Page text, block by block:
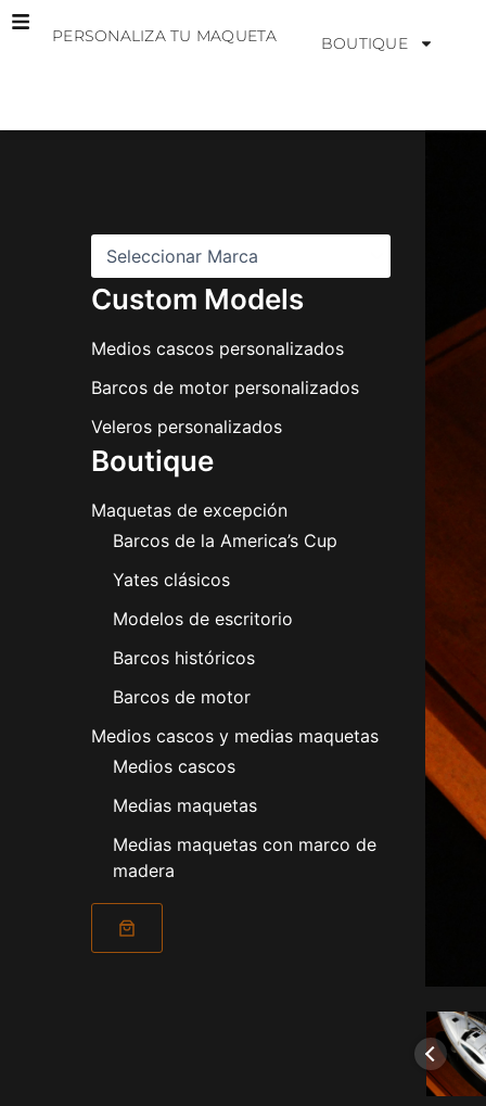
PERSONALIZA TU MAQUETA BOUTIQUE
Custom Models
Medios cascos personalizados
Barcos de motor personalizados
Veleros personalizados
Boutique
Maquetas de excepción
Barcos de la America’s Cup
Yates clásicos
Modelos de escritorio
Barcos históricos
Barcos de motor
Medios cascos y medias maquetas
Medios cascos
Medias maquetas
Medias maquetas con marco de
madera